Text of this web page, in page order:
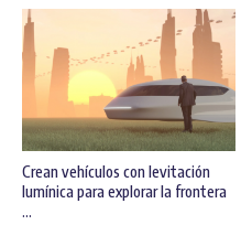
Crean vehículos con levitación
lumínica para explorar la frontera
...